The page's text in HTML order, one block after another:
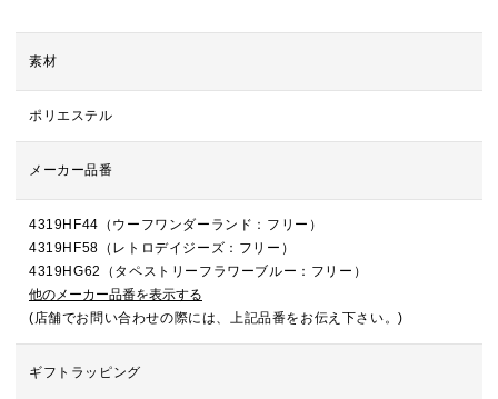
素材
ポリエステル
メーカー品番
4319HF44（ウーフワンダーランド：フリー）
4319HF58（レトロデイジーズ：フリー）
4319HG62（タペストリーフラワーブルー：フリー）
他のメーカー品番を表示する
(店舗でお問い合わせの際には、上記品番をお伝え下さい。)
ギフトラッピング